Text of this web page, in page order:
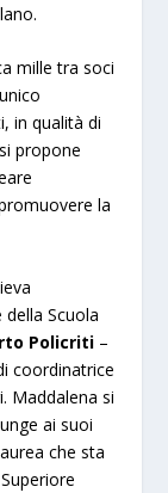
mille tra soci
in qualità di
propone
la
Scuola
Policriti –
coordinatrice
Maddalena si
ai suoi
che sta